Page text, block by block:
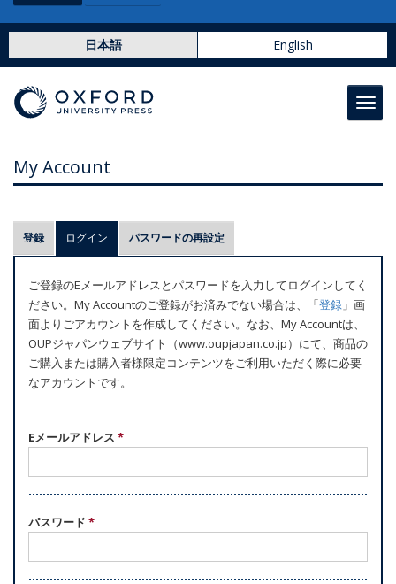
日本語 English
My Account
プ
ラ
マ
リ
ー
タ
ブ
登録 ログイン (アクティブなタブ)
パスワードの再設定
ご登録のEメールアドレスとパスワードを入力してログインしてく
ださい。My Accountのご登録がお済みでない場合は、「登録 」画
面よりごアカウントを作成してください。なお、My Accountは、
OUPジャパンウェブサイト（www.oupjapan.co.jp）にて、商品の
ご購入または購入者様限定コンテンツをご利用いただく際に必要
なアカウントです。
Eメールアドレス *
パスワード *